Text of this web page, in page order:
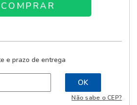
e prazo de entrega
Não sabe o CEP?